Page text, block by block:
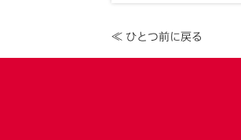
≪ ひとつ前に戻る